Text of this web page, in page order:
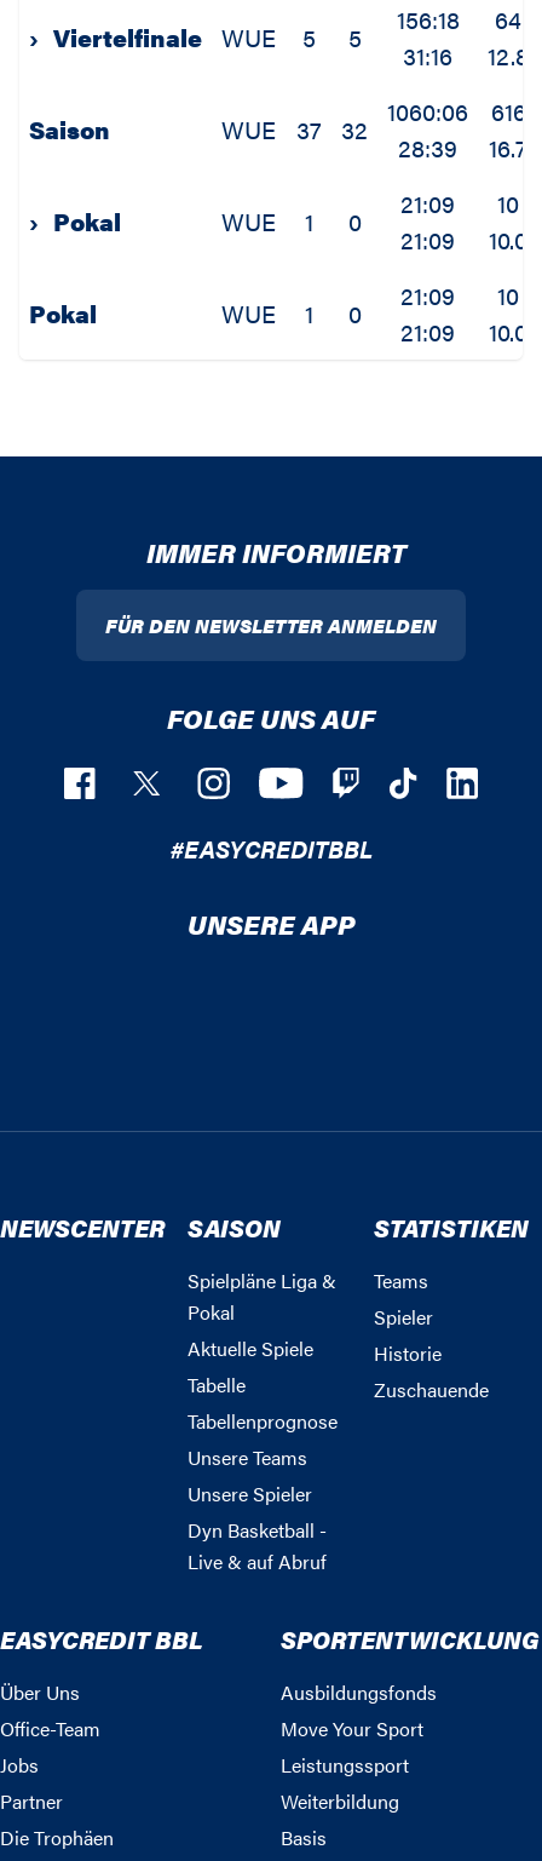
› Viertelfinale WUE 5 5
156:18
31:16
64
12.8
Saison WUE 37 32
1060:06
28:39
616
16.7
› Pokal WUE 1 0
21:09
21:09
10
10.0
Pokal WUE 1 0
21:09
21:09
10
10.0
IMMER INFORMIERT
FÜR DEN NEWSLETTER ANMELDEN
FOLGE UNS AUF
#EASYCREDITBBL
UNSERE APP
NEWSCENTER SAISON
Spielpläne Liga &
Pokal
Aktuelle Spiele
Tabelle
Tabellenprognose
Unsere Teams
Unsere Spieler
Dyn Basketball -
Live & auf Abruf
STATISTIKEN
Teams
Spieler
Historie
Zuschauende
EASYCREDIT BBL
Über Uns
Office-Team
Jobs
Partner
Die Trophäen
SPORTENTWICKLUNG
Ausbildungsfonds
Move Your Sport
Leistungssport
Weiterbildung
Basis